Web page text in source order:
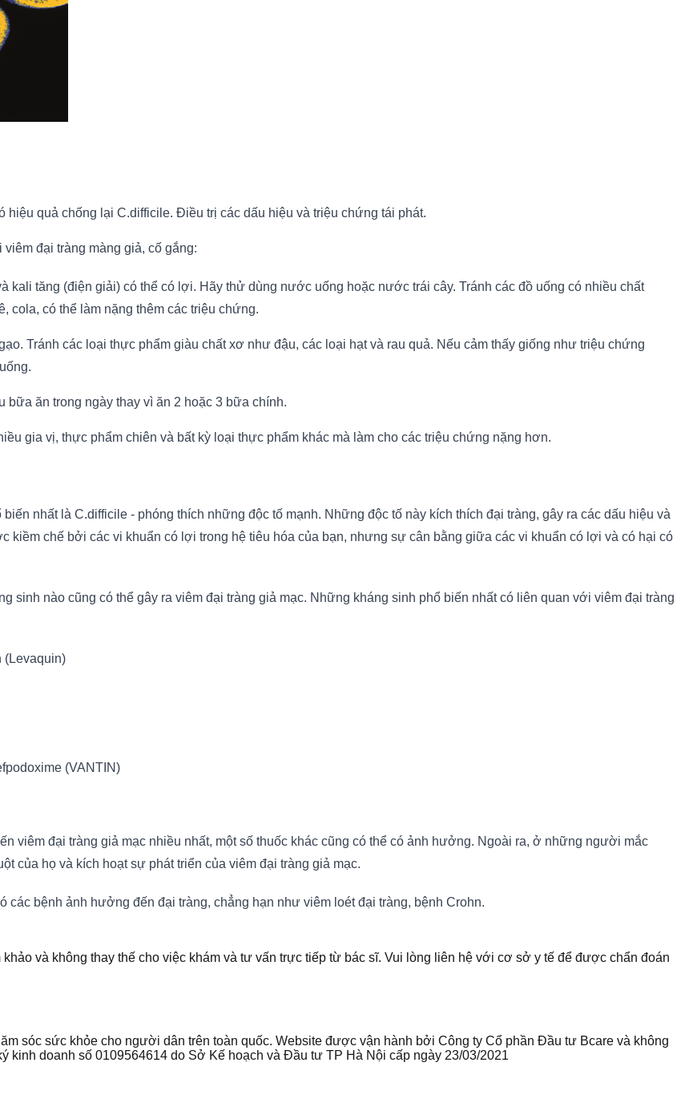
quả chống lại C.difficile. Điều trị các dấu hiệu và triệu chứng tái phát.
đại tràng màng giả, cố gắng:
tăng (điện giải) có thể có lợi. Hãy thử dùng nước uống hoặc nước trái cây. Tránh các đồ uống có nhiều chất
cola, có thể làm nặng thêm các triệu chứng.
Tránh các loại thực phẩm giàu chất xơ như đậu, các loại hạt và rau quả. Nếu cảm thấy giống như triệu chứng
ăn trong ngày thay vì ăn 2 hoặc 3 bữa chính.
gia vị, thực phẩm chiên và bất kỳ loại thực phẩm khác mà làm cho các triệu chứng nặng hơn.
nhất là C.difficile - phóng thích những độc tố mạnh. Những độc tố này kích thích đại tràng, gây ra các dấu hiệu và
kiềm chế bởi các vi khuẩn có lợi trong hệ tiêu hóa của bạn, nhưng sự cân bằng giữa các vi khuẩn có lợi và có hại có
sinh nào cũng có thể gây ra viêm đại tràng giả mạc. Những kháng sinh phổ biến nhất có liên quan với viêm đại tràng
(Levaquin)
(VANTIN)
viêm đại tràng giả mạc nhiều nhất, một số thuốc khác cũng có thể có ảnh hưởng. Ngoài ra, ở những người mắc
của họ và kích hoạt sự phát triển của viêm đại tràng giả mạc.
bệnh ảnh hưởng đến đại tràng, chẳng hạn như viêm loét đại tràng, bệnh Crohn.
và không thay thế cho việc khám và tư vấn trực tiếp từ bác sĩ. Vui lòng liên hệ với cơ sở y tế để được chẩn đoán
sóc sức khỏe cho người dân trên toàn quốc. Website được vận hành bởi Công ty Cổ phần Đầu tư Bcare và không
kinh doanh số 0109564614 do Sở Kế hoạch và Đầu tư TP Hà Nội cấp ngày 23/03/2021